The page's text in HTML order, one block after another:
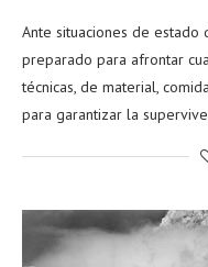
Ante situaciones de estado
preparado para afrontar
técnicas, de material,
para garantizar la